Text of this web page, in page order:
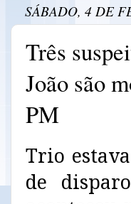
SÁBADO, 4 DE
Três
João são
PM
Trio
de